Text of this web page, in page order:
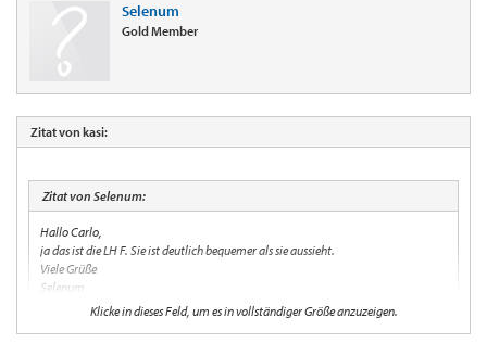
Selenum
Gold Member
Zitat von kasi:
Zitat von Selenum:
Hallo Carlo,
ja das ist die LH F. Sie ist deutlich bequemer als sie aussieht.
Viele Grüße
Selenum
Klicke in dieses Feld, um es in vollständiger Größe anzuzeigen.